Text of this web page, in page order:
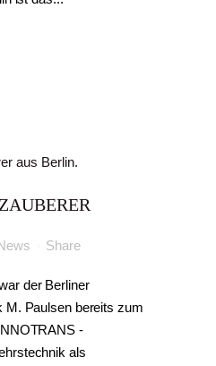
Share
der Berliner
Paulsen bereits zum
-
als